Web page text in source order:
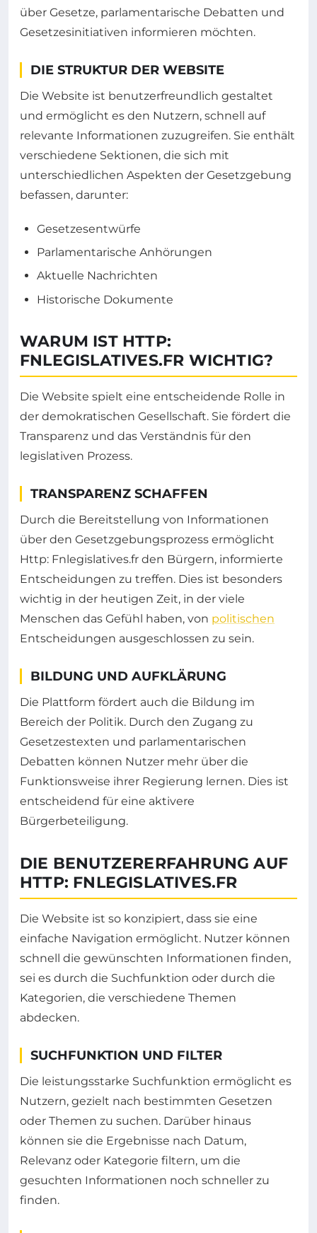
über Gesetze, parlamentarische Debatten und
Gesetzesinitiativen informieren möchten.
DIE STRUKTUR DER WEBSITE
Die Website ist benutzerfreundlich gestaltet
und ermöglicht es den Nutzern, schnell auf
relevante Informationen zuzugreifen. Sie enthält
verschiedene Sektionen, die sich mit
unterschiedlichen Aspekten der Gesetzgebung
befassen, darunter:
Gesetzesentwürfe
Parlamentarische Anhörungen
Aktuelle Nachrichten
Historische Dokumente
WARUM IST HTTP:
FNLEGISLATIVES.FR WICHTIG?
Die Website spielt eine entscheidende Rolle in
der demokratischen Gesellschaft. Sie fördert die
Transparenz und das Verständnis für den
legislativen Prozess.
TRANSPARENZ SCHAFFEN
Durch die Bereitstellung von Informationen
über den Gesetzgebungsprozess ermöglicht
Http: Fnlegislatives.fr den Bürgern, informierte
Entscheidungen zu treffen. Dies ist besonders
wichtig in der heutigen Zeit, in der viele
Menschen das Gefühl haben, von politischen
Entscheidungen ausgeschlossen zu sein.
BILDUNG UND AUFKLÄRUNG
Die Plattform fördert auch die Bildung im
Bereich der Politik. Durch den Zugang zu
Gesetzestexten und parlamentarischen
Debatten können Nutzer mehr über die
Funktionsweise ihrer Regierung lernen. Dies ist
entscheidend für eine aktivere
Bürgerbeteiligung.
DIE BENUTZERERFAHRUNG AUF
HTTP: FNLEGISLATIVES.FR
Die Website ist so konzipiert, dass sie eine
einfache Navigation ermöglicht. Nutzer können
schnell die gewünschten Informationen finden,
sei es durch die Suchfunktion oder durch die
Kategorien, die verschiedene Themen
abdecken.
SUCHFUNKTION UND FILTER
Die leistungsstarke Suchfunktion ermöglicht es
Nutzern, gezielt nach bestimmten Gesetzen
oder Themen zu suchen. Darüber hinaus
können sie die Ergebnisse nach Datum,
Relevanz oder Kategorie filtern, um die
gesuchten Informationen noch schneller zu
finden.